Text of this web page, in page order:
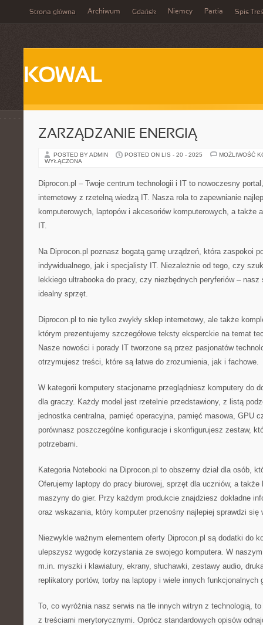
Strona główna Archiwum Gdańsk Niemcy Partia Spis
KOWAL
ZARZĄDZANIE ENERGIĄ
POSTED BY ADMIN POSTED ON LIS - 20 - 2025
MOŻLIWOŚĆ
WYŁĄCZONA
Diprocon.pl – Twoje centrum technologii i IT to nowoczesny
internetowy z rzetelną wiedzą IT. Nasza rola to zapewnianie
komputerowych, laptopów i akcesoriów komputerowych, a także
IT.
Na Diprocon.pl poznasz bogatą gamę urządzeń, która zaspokoi
indywidualnego, jak i specjalisty IT. Niezależnie od tego, czy
lekkiego ultrabooka do pracy, czy niezbędnych peryferiów – nasz
idealny sprzęt.
Diprocon.pl to nie tylko zwykły sklep internetowy, ale także
którym prezentujemy szczegółowe teksty eksperckie na temat
Nasze nowości i porady IT tworzone są przez pasjonatów
otrzymujesz treści, które są łatwe do zrozumienia, jak i fachowe.
W kategorii komputery stacjonarne przeglądniesz komputery do
dla graczy. Każdy model jest rzetelnie przedstawiony, z listą
jednostka centralna, pamięć operacyjna, pamięć masowa, GPU
porównasz poszczególne konfiguracje i skonfigurujesz zestaw,
potrzebami.
Kategoria Notebooki na Diprocon.pl to obszerny dział dla osób,
Oferujemy laptopy do pracy biurowej, sprzęt dla uczniów, a także
maszyny do gier. Przy każdym produkcie znajdziesz dokładne
oraz wskazania, który komputer przenośny najlepiej sprawdzi się
Niezwykle ważnym elementem oferty Diprocon.pl są dodatki do
ulepszysz wygodę korzystania ze swojego komputera. W
m.in. myszki i klawiatury, ekrany, słuchawki, zestawy audio,
replikatory portów, torby na laptopy i wiele innych funkcjonalnych
To, co wyróżnia nasz serwis na tle innych witryn z technologią,
z treściami merytorycznymi. Oprócz standardowych opisów